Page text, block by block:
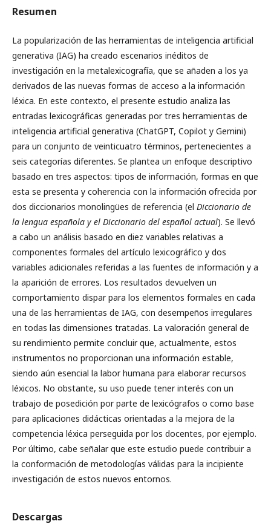
Resumen
La popularización de las herramientas de inteligencia artificial
generativa (IAG) ha creado escenarios inéditos de
investigación en la metalexicografía, que se añaden a los ya
derivados de las nuevas formas de acceso a la información
léxica. En este contexto, el presente estudio analiza las
entradas lexicográficas generadas por tres herramientas de
inteligencia artificial generativa (ChatGPT, Copilot y Gemini)
para un conjunto de veinticuatro términos, pertenecientes a
seis categorías diferentes. Se plantea un enfoque descriptivo
basado en tres aspectos: tipos de información, formas en que
esta se presenta y coherencia con la información ofrecida por
dos diccionarios monolingües de referencia (el Diccionario de
la lengua española y el Diccionario del español actual). Se llevó
a cabo un análisis basado en diez variables relativas a
componentes formales del artículo lexicográfico y dos
variables adicionales referidas a las fuentes de información y a
la aparición de errores. Los resultados devuelven un
comportamiento dispar para los elementos formales en cada
una de las herramientas de IAG, con desempeños irregulares
en todas las dimensiones tratadas. La valoración general de
su rendimiento permite concluir que, actualmente, estos
instrumentos no proporcionan una información estable,
siendo aún esencial la labor humana para elaborar recursos
léxicos. No obstante, su uso puede tener interés con un
trabajo de posedición por parte de lexicógrafos o como base
para aplicaciones didácticas orientadas a la mejora de la
competencia léxica perseguida por los docentes, por ejemplo.
Por último, cabe señalar que este estudio puede contribuir a
la conformación de metodologías válidas para la incipiente
investigación de estos nuevos entornos.
Descargas